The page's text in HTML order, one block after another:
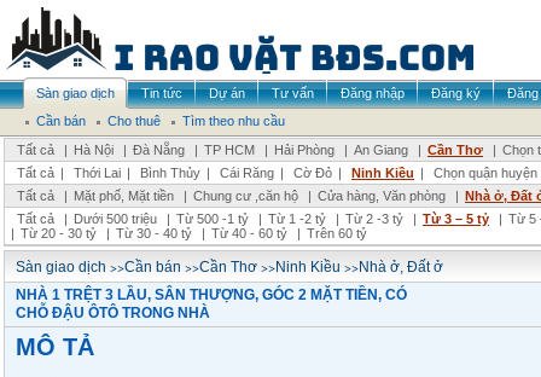
Sàn giao dịch Tin tức Dự án Tư vấn Đăng nhập Đăng ký
Đăng
Cần bán
Cho thuê
Tìm theo nhu cầu
Tất cả
| Hà Nội | Đà Nẵng | TP HCM | Hải Phòng | An Giang | Cần Thơ | Chọn
Tất cả | Thới Lai | Bình Thủy | Cái Răng | Cờ Đỏ | Ninh Kiều |
Chọn quận huyện
Tất cả
| Mặt phố, Mặt tiền | Chung cư ,căn hộ | Cửa hàng, Văn phòng | Nhà ở, Đất
Tất cả
| Dưới 500 triệu | Từ 500 -1 tỷ | Từ 1 -2 tỷ | Từ 2 -3 tỷ | Từ 3 – 5 tỷ | Từ 5
| Từ 20 - 30 tỷ | Từ 30 - 40 tỷ | Từ 40 - 60 tỷ | Trên 60 tỷ
Sàn giao dịch >>Cần bán >>Cần Thơ >>Ninh Kiều >>Nhà ở, Đất ở
NHÀ 1 TRỆT 3 LẦU, SÂN THƯỢNG, GÓC 2 MẶT TIỀN, CÓ
CHỖ ĐẬU ÔTÔ TRONG NHÀ
MÔ TẢ